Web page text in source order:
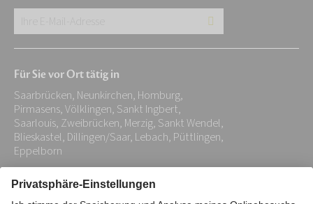
Adresse:
*
Für Sie vor Ort tätig in
Saarbrücken, Neunkirchen, Homburg,
Pirmasens, Völklingen, Sankt Ingbert,
Saarlouis, Zweibrücken, Merzig, Sankt Wendel,
Blieskastel, Dillingen/Saar, Lebach, Püttlingen,
Eppelborn
Impressum Datenschutz Stiftung